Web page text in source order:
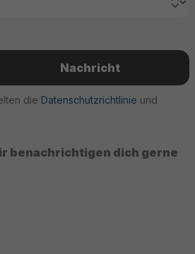
benachrichtigen dich gerne
Nachricht
die Datenschutzrichtlinie und